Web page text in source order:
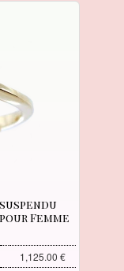
Femme
1,125.00 €